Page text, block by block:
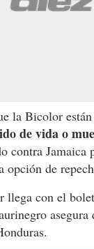
la Bicolor
de vida o
contra Jamaica
opción de
llega con el
asegura